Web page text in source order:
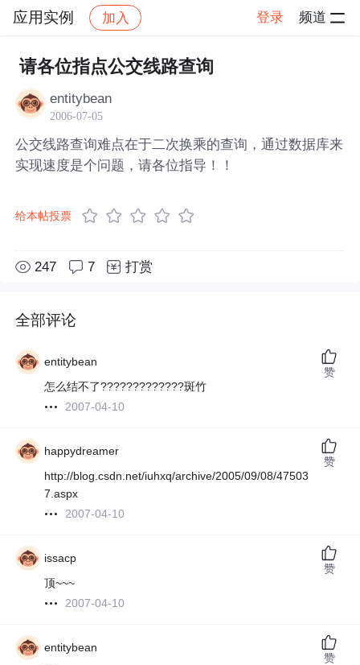
应用实例 加入 登录 频道
社区 应用实例 帖子详情
请各位指点公交线路查询
entitybean
2006-07-05
公交线路查询难点在于二次换乘的查询，通过数据库来
实现速度是个问题，请各位指导！！
给本帖投票
247 7 打赏
全部评论
entitybean
怎么结不了?????????????斑竹
2007-04-10
赞
happydreamer
http://blog.csdn.net/iuhxq/archive/2005/09/08/47503
7.aspx
2007-04-10
赞
issacp
顶~~~
2007-04-10
赞
entitybean
赞